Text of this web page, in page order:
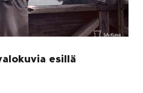
esillä